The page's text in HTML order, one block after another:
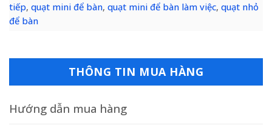
tiếp, quạt mini để bàn, quạt mini để bàn làm việc, quạt nhỏ
để bàn
THÔNG TIN MUA HÀNG
Hướng dẫn mua hàng